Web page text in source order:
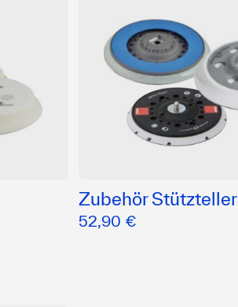
Zubehör Stützteller
52,90 €